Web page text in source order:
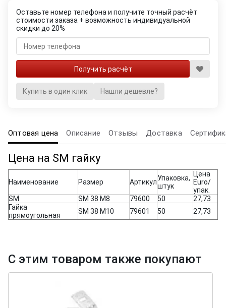
Оставьте номер телефона и получите точный расчёт
стоимости заказа + возможность индивидуальной
скидки до 20%
Купить в один клик Нашли дешевле?
Оптовая цена Описание Отзывы Доставка
Цена на SM гайку
Наименование Размер АртикулУпаковка,
штук
Цена
Euro/
упак.
SM
SM 38 M8 79600 50
27,73
Гайка
прямоугольная
SM 38 M10 79601 50 27,73
С этим товаром также покупают